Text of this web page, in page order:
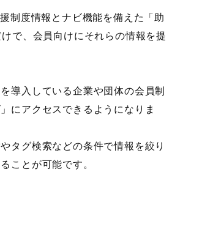
制度情報とナビ機能を備えた「助
で、会員向けにそれらの情報を提
導入している企業や団体の会員制
にアクセスできるようになりま
タグ検索などの条件で情報を絞り
ことが可能です。